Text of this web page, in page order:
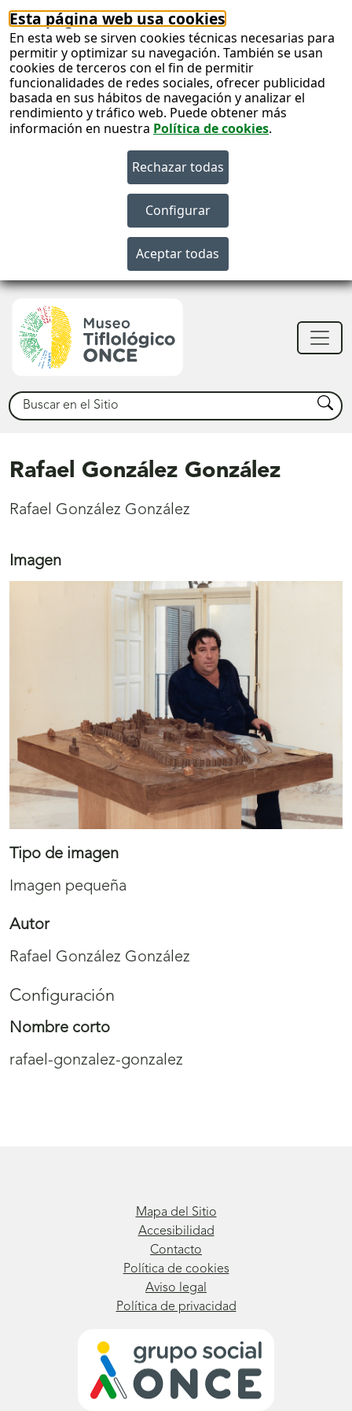
Esta página web usa cookies
En esta web se sirven cookies técnicas necesarias para
permitir y optimizar su navegación. También se usan
cookies de terceros con el fin de permitir
funcionalidades de redes sociales, ofrecer publicidad
basada en sus hábitos de navegación y analizar el
rendimiento y tráfico web. Puede obtener más
información en nuestra Política de cookies.
Buscar Buscar
Rafael González González
Rafael González González
Imagen
Tipo de imagen
Imagen pequeña
Autor
Rafael González González
Configuración
Nombre corto
rafael-gonzalez-gonzalez
Mapa del Sitio
Accesibilidad
Contacto
Política de cookies
Aviso legal
Política de privacidad